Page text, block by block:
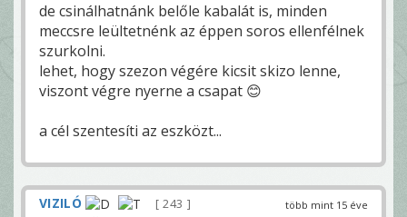
de csinálhatnánk belőle kabalát is, minden
meccsre leültetnénk az éppen soros ellenfélnek
szurkolni.
lehet, hogy szezon végére kicsit skizo lenne,
viszont végre nyerne a csapat 😊
a cél szentesíti az eszközt...
több mint 15 éve
VIZILÓ 243